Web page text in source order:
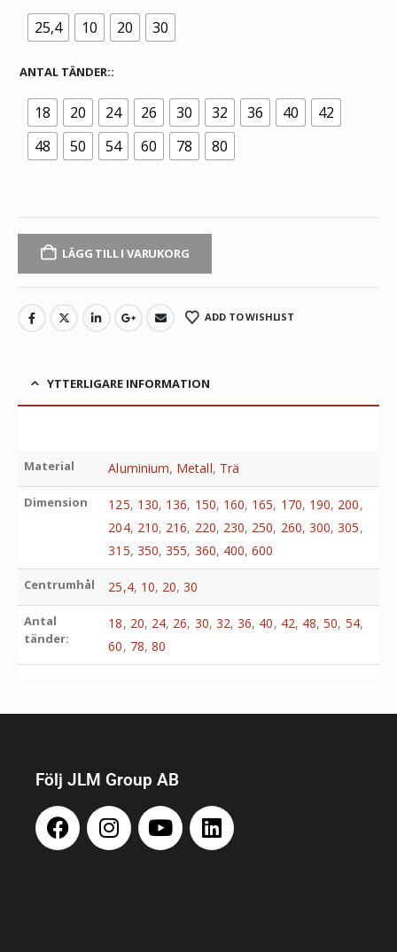
25,4 10 20 30
ANTAL TÄNDER:
18 20 24 26 30 32 36 40
42
48
50 54 60 78 80
LÄGG TILL I VARUKORG
ADD TO WISHLIST
YTTERLIGARE INFORMATION
Material Aluminium, Metall, Trä
Dimension 125, 130, 136, 150, 160, 165, 170, 190, 200,
204, 210, 216, 220, 230, 250, 260, 300,305,
315, 350,355, 360, 400,600
Centrumhål 25,4, 10, 20,30
Antal
tänder:
18, 20, 24, 26, 30, 32,36, 40, 42, 48,50, 54,
60, 78, 80
Följ JLM Group AB